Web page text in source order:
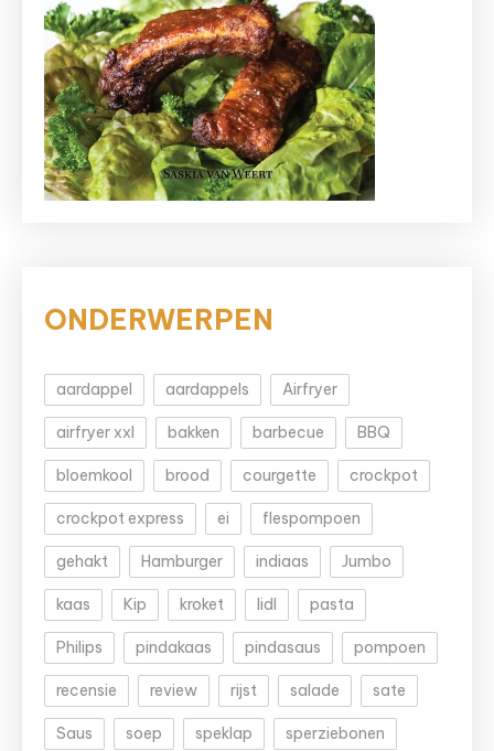
ONDERWERPEN
aardappel aardappels Airfryer
airfryer xxl bakken barbecue BBQ
bloemkool brood courgette crockpot
crockpot express ei flespompoen
gehakt Hamburger indiaas Jumbo
kaas Kip kroket lidl pasta
Philips pindakaas pindasaus pompoen
recensie review rijst salade sate
Saus soep speklap sperziebonen